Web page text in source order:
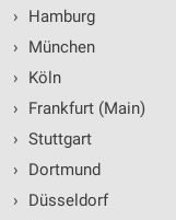
›
Hamburg
›
München
›
Köln
›
Frankfurt (Main)
› Stuttgart
›
Dortmund
›
Düsseldorf